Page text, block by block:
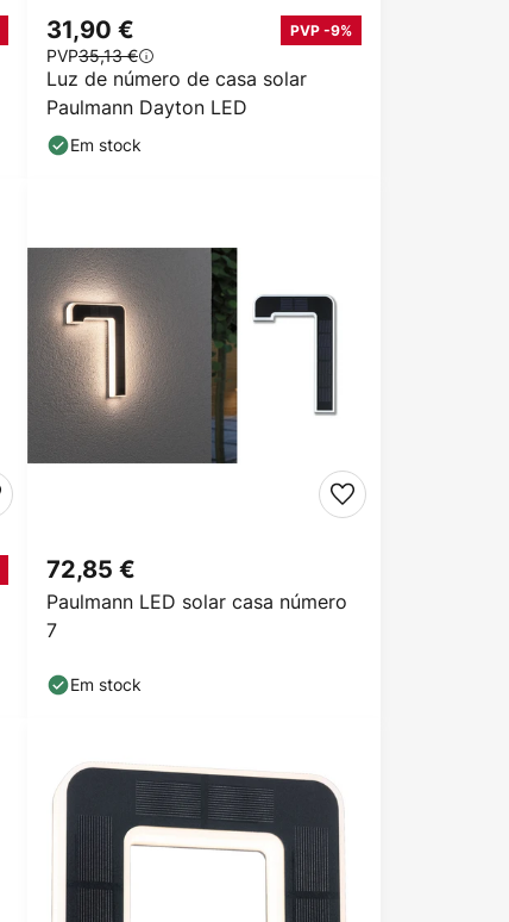
Luz de número de casa solar
Paulmann Dayton LED
31,90 € PVP -9%
PVP35,13 €
Em stock
Paulmann LED solar casa número
7
72,85 €
Em stock